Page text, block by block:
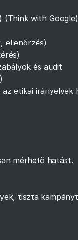
(Think with Google)
ellenőrzés)
és audit
etikai irányelvek
mérhető hatást.
tiszta